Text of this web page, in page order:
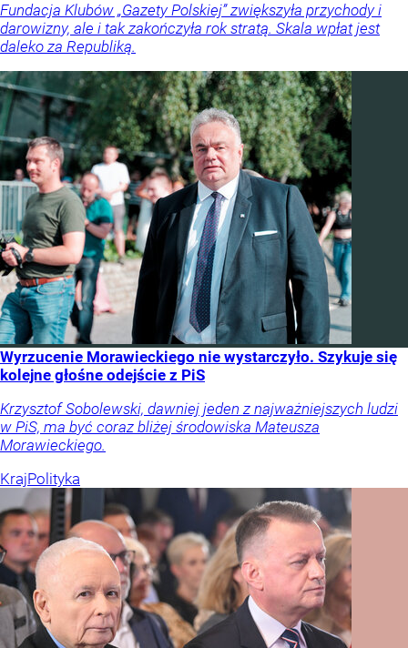
Fundacja Klubów „Gazety Polskiej” zwiększyła przychody i
darowizny, ale i tak zakończyła rok stratą. Skala wpłat jest
daleko za Republiką.
Wyrzucenie Morawieckiego nie wystarczyło. Szykuje się
kolejne głośne odejście z PiS
Krzysztof Sobolewski, dawniej jeden z najważniejszych ludzi
w PiS, ma być coraz bliżej środowiska Mateusza
Morawieckiego.
KrajPolityka